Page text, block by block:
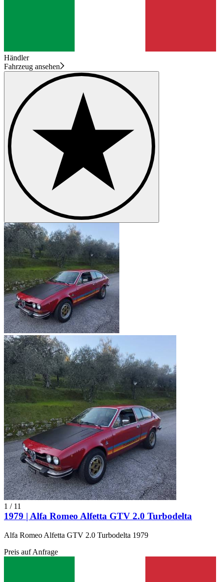
Händler
Fahrzeug ansehen
1 / 11
1979 | Alfa Romeo Alfetta GTV 2.0 Turbodelta
Alfa Romeo Alfetta GTV 2.0 Turbodelta 1979
Preis auf Anfrage